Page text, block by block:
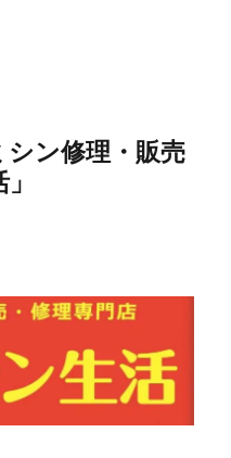
ン修理・販売